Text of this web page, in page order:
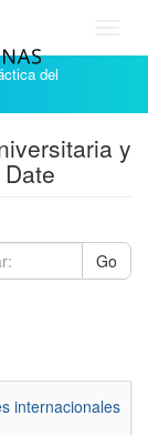
del
y
Go
internacionales